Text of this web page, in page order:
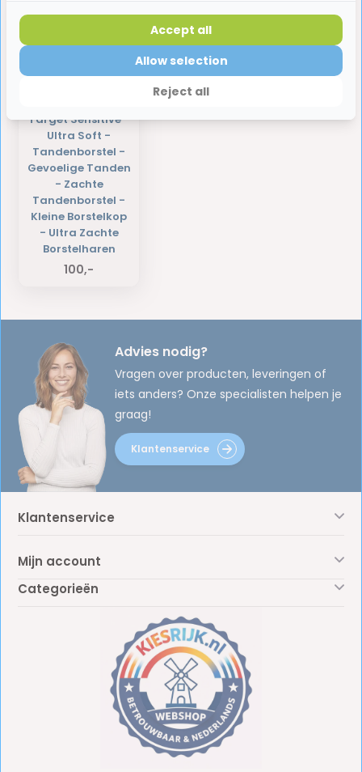
Target Sensitive -
Ultra Soft -
Tandenborstel -
Gevoelige Tanden
- Zachte
Tandenborstel -
Kleine Borstelkop
- Ultra Zachte
Borstelharen
100,-
Advies nodig?
Vragen over producten, leveringen of
iets anders? Onze specialisten helpen je
graag!
Klantenservice
Klantenservice
Mijn account
Categorieën
Reject all
Allow selection
Accept all